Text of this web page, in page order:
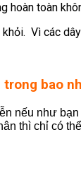
hoàn toàn
Vì các
bao
nếu như
thì chỉ có